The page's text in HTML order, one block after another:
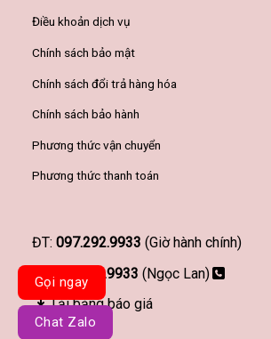
Điều khoản dịch vụ
Chính sách bảo mật
Chính sách đổi trả hàng hóa
Chính sách bảo hành
Phương thức vận chuyển
Phương thức thanh toán
ĐT: 097.292.9933 (Giờ hành chính)
097.292.9933 (Ngọc Lan)
Tải bảng báo giá
Gọi ngay
Chat Zalo